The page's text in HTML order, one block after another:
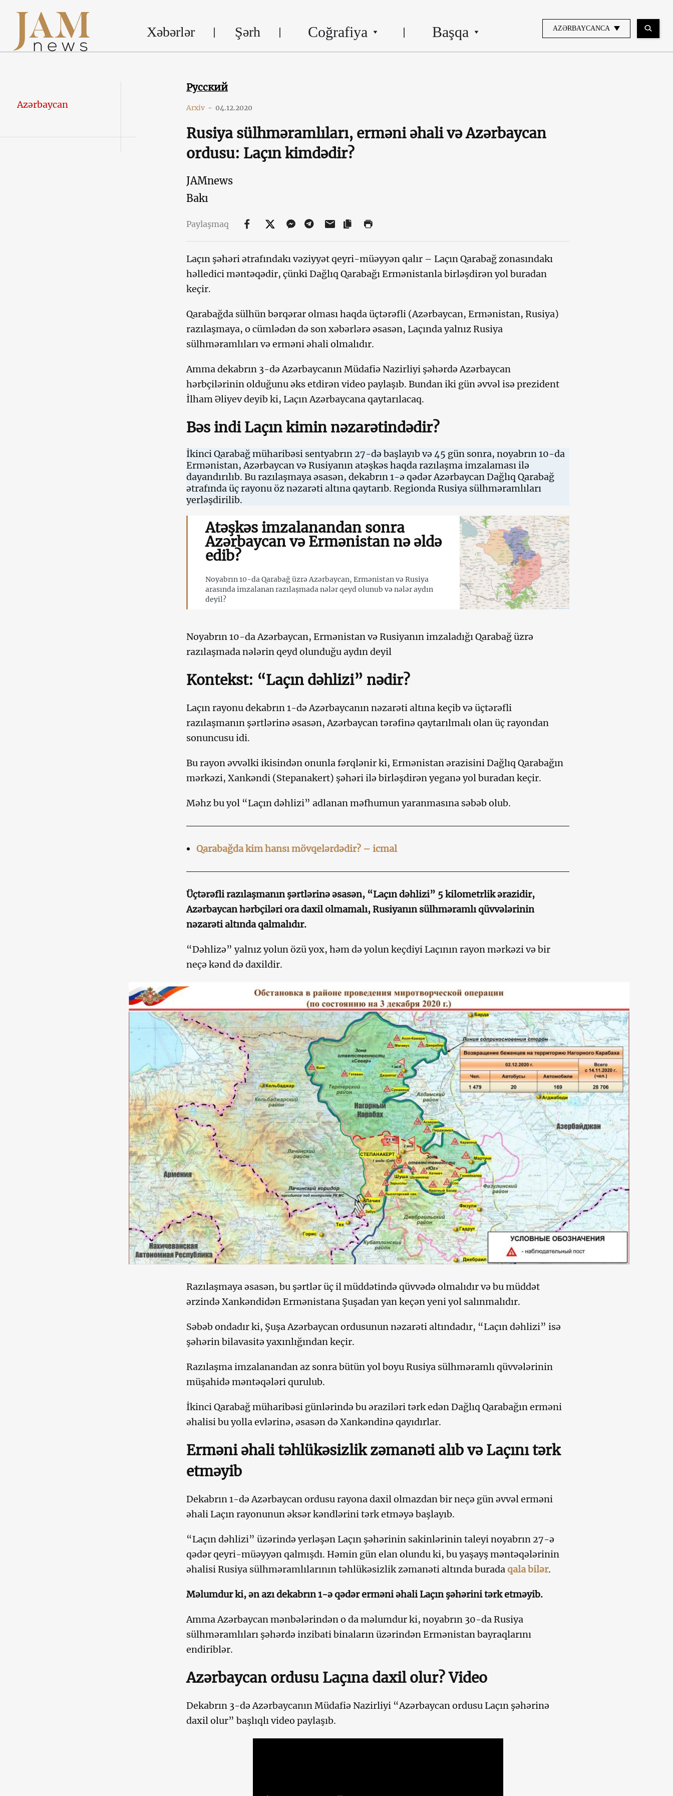
Xəbərlər Şərh Coğrafiya Başqa AZƏRBAYCANCA
Azərbaycan
Русский
Arxiv - 04.12.2020
Rusiya sülhməramlıları, erməni əhali və Azərbaycan
ordusu: Laçın kimdədir?
JAMnews
Bakı
Paylaşmaq
Laçın şəhəri ətrafındakı vəziyyət qeyri-müəyyən qalır – Laçın Qarabağ zonasındakı
həlledici məntəqədir, çünki Dağlıq Qarabağı Ermənistanla birləşdirən yol buradan
keçir.
Qarabağda sülhün bərqərar olması haqda üçtərəfli (Azərbaycan, Ermənistan, Rusiya)
razılaşmaya, o cümlədən də son xəbərlərə əsasən, Laçında yalnız Rusiya
sülhməramlıları və erməni əhali olmalıdır.
Amma dekabrın 3-də Azərbaycanın Müdafiə Nazirliyi şəhərdə Azərbaycan
hərbçilərinin olduğunu əks etdirən video paylaşıb. Bundan iki gün əvvəl isə prezident
İlham Əliyev deyib ki, Laçın Azərbaycana qaytarılacaq.
Bəs indi Laçın kimin nəzarətindədir?
İkinci Qarabağ müharibəsi sentyabrın 27-də başlayıb və 45 gün sonra, noyabrın 10-da
Ermənistan, Azərbaycan və Rusiyanın atəşkəs haqda razılaşma imzalaması ilə
dayandırılıb. Bu razılaşmaya əsasən, dekabrın 1-ə qədər Azərbaycan Dağlıq Qarabağ
ətrafında üç rayonu öz nəzarəti altına qaytarıb. Regionda Rusiya sülhməramlıları
yerləşdirilib.
Atəşkəs imzalanandan sonra
Azərbaycan və Ermənistan nə əldə
edib?
Noyabrın 10-da Qarabağ üzrə Azərbaycan, Ermənistan və Rusiya
arasında imzalanan razılaşmada nələr qeyd olunub və nələr aydın
deyil?
Noyabrın 10-da Azərbaycan, Ermənistan və Rusiyanın imzaladığı Qarabağ üzrə
razılaşmada nələrin qeyd olunduğu aydın deyil
Kontekst: “Laçın dəhlizi” nədir?
Laçın rayonu dekabrın 1-də Azərbaycanın nəzarəti altına keçib və üçtərəfli
razılaşmanın şərtlərinə əsasən, Azərbaycan tərəfinə qaytarılmalı olan üç rayondan
sonuncusu idi.
Bu rayon əvvəlki ikisindən onunla fərqlənir ki, Ermənistan ərazisini Dağlıq Qarabağın
mərkəzi, Xankəndi (Stepanakert) şəhəri ilə birləşdirən yeganə yol buradan keçir.
Məhz bu yol “Laçın dəhlizi” adlanan məfhumun yaranmasına səbəb olub.
Qarabağda kim hansı mövqelərdədir? – icmal
Üçtərəfli razılaşmanın şərtlərinə əsasən, “Laçın dəhlizi” 5 kilometrlik ərazidir,
Azərbaycan hərbçiləri ora daxil olmamalı, Rusiyanın sülhməramlı qüvvələrinin
nəzarəti altında qalmalıdır.
“Dəhlizə” yalnız yolun özü yox, həm də yolun keçdiyi Laçının rayon mərkəzi və bir
neçə kənd də daxildir.
Razılaşmaya əsasən, bu şərtlər üç il müddətində qüvvədə olmalıdır və bu müddət
ərzində Xankəndidən Ermənistana Şuşadan yan keçən yeni yol salınmalıdır.
Səbəb ondadır ki, Şuşa Azərbaycan ordusunun nəzarəti altındadır, “Laçın dəhlizi” isə
şəhərin bilavasitə yaxınlığından keçir.
Razılaşma imzalanandan az sonra bütün yol boyu Rusiya sülhməramlı qüvvələrinin
müşahidə məntəqələri qurulub.
İkinci Qarabağ müharibəsi günlərində bu əraziləri tərk edən Dağlıq Qarabağın erməni
əhalisi bu yolla evlərinə, əsasən də Xankəndinə qayıdırlar.
Erməni əhali təhlükəsizlik zəmanəti alıb və Laçını tərk
etməyib
Dekabrın 1-də Azərbaycan ordusu rayona daxil olmazdan bir neçə gün əvvəl erməni
əhali Laçın rayonunun əksər kəndlərini tərk etməyə başlayıb.
“Laçın dəhlizi” üzərində yerləşən Laçın şəhərinin sakinlərinin taleyi noyabrın 27-ə
qədər qeyri-müəyyən qalmışdı. Həmin gün elan olundu ki, bu yaşayş məntəqələrinin
əhalisi Rusiya sülhməramlılarının təhlükəsizlik zəmanəti altında burada qala bilər.
Məlumdur ki, ən azı dekabrın 1-ə qədər erməni əhali Laçın şəhərini tərk etməyib.
Amma Azərbaycan mənbələrindən o da məlumdur ki, noyabrın 30-da Rusiya
sülhməramlıları şəhərdə inzibati binaların üzərindən Ermənistan bayraqlarını
endiriblər.
Azərbaycan ordusu Laçına daxil olur? Video
Dekabrın 3-də Azərbaycanın Müdafiə Nazirliyi “Azərbaycan ordusu Laçın şəhərinə
daxil olur” başlıqlı video paylaşıb.